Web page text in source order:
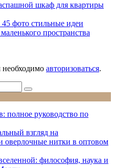
шкаф для квартиры
фото стильные идеи
пространства
необходимо авторизоваться.
полное руководство по
взгляд на
нитки в оптовом
философия, наука и